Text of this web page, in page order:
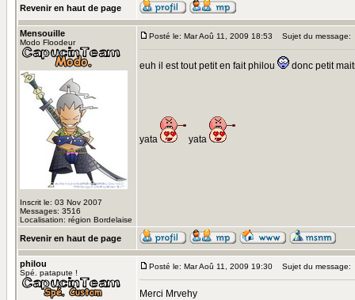
Revenir en haut de page
Mensouille
Modo Floodeur
Inscrit le: 03 Nov 2007
Messages: 3516
Localisation: région Bordelaise
Posté le: Mar Aoû 11, 2009 18:53 Sujet du message:
euh il est tout petit en fait philou donc petit
yata yata
Revenir en haut de page
philou
Spé. patapute !
Posté le: Mar Aoû 11, 2009 19:30 Sujet du message:
Merci Mrvehy